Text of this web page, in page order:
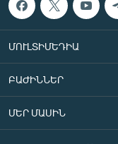
ՄՈՒԼՏԻՄԵԴԻԱ
ԲԱԺԻՆՆԵՐ
ՄԵՐ ՄԱՍԻՆ